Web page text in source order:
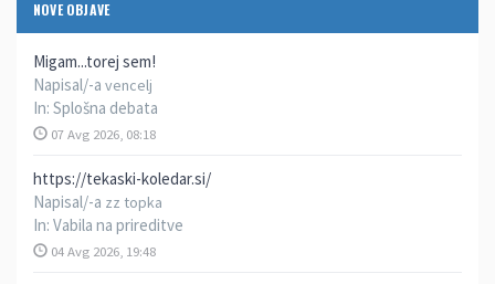
NOVE OBJAVE
Migam...torej sem!
Napisal/-a vencelj
In: Splošna debata
07 Avg 2026, 08:18
https://tekaski-koledar.si/
Napisal/-a zz topka
In: Vabila na prireditve
04 Avg 2026, 19:48